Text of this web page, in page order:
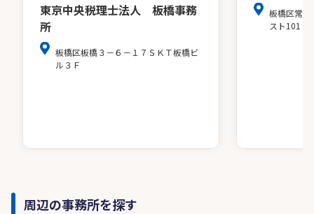
東京中央税理士法人 板橋事務
所
板橋区板橋３－６－１７ＳＫＴ板橋ビ
ル３Ｆ
板橋区常盤
スト101
周辺の事務所を探す